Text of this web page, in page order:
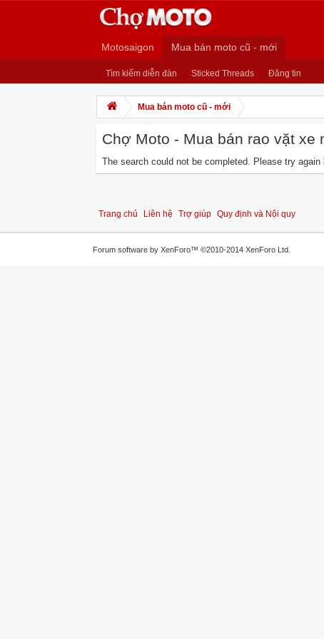
Motosaigon Mua bán moto cũ - mới
Tìm kiếm diễn đàn Sticked Threads Đăng tin
Mua bán moto cũ - mới
Chợ Moto - Mua bán rao vặt
The search could not be completed. Please try again
Trang chủ Liên hệ Trợ giúp Quy định và Nội quy
Forum software by XenForo™ ©2010-2014 XenForo Ltd.